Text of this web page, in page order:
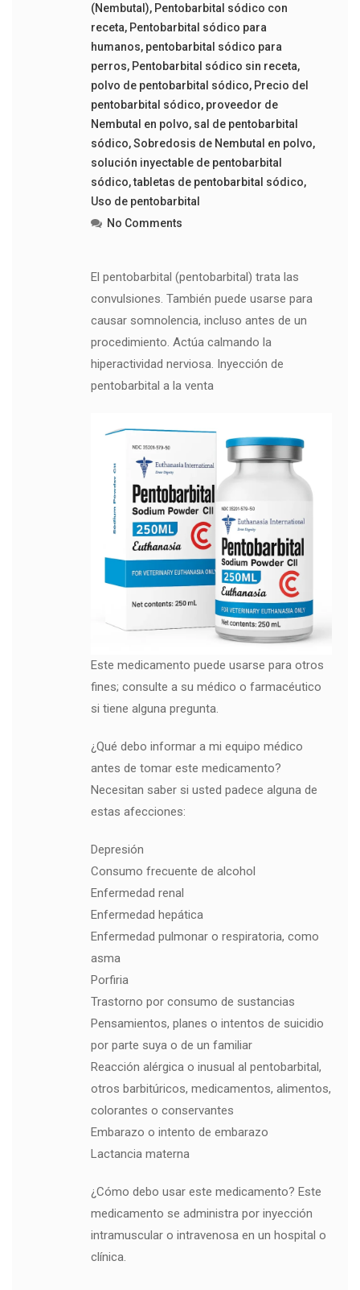
(Nembutal), Pentobarbital sódico con
receta, Pentobarbital sódico para
humanos, pentobarbital sódico para
perros, Pentobarbital sódico sin receta,
polvo de pentobarbital sódico, Precio del
pentobarbital sódico, proveedor de
Nembutal en polvo, sal de pentobarbital
sódico,Sobredosis de Nembutal en polvo,
solución inyectable de pentobarbital
sódico,tabletas de pentobarbital sódico,
Uso de pentobarbital
No Comments
El pentobarbital (pentobarbital) trata las
convulsiones. También puede usarse para
causar somnolencia, incluso antes de un
procedimiento. Actúa calmando la
hiperactividad nerviosa. Inyección de
pentobarbital a la venta
Este medicamento puede usarse para otros
fines; consulte a su médico o farmacéutico
si tiene alguna pregunta.
¿Qué debo informar a mi equipo médico
antes de tomar este medicamento?
Necesitan saber si usted padece alguna de
estas afecciones:
Depresión
Consumo frecuente de alcohol
Enfermedad renal
Enfermedad hepática
Enfermedad pulmonar o respiratoria, como
asma
Porfiria
Trastorno por consumo de sustancias
Pensamientos, planes o intentos de suicidio
por parte suya o de un familiar
Reacción alérgica o inusual al pentobarbital,
otros barbitúricos, medicamentos, alimentos,
colorantes o conservantes
Embarazo o intento de embarazo
Lactancia materna
¿Cómo debo usar este medicamento? Este
medicamento se administra por inyección
intramuscular o intravenosa en un hospital o
clínica.